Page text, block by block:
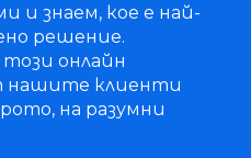
и знаем, кое е най-
решение.
онлайн
нашите клиенти
на разумни